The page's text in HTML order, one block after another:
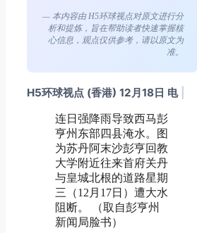
— 本内容由 H5环球视点对原文进行分
析和提炼，旨在帮助读者快速掌握核
心信息，观点仅供参考，请以原文为
准。
H5环球视点 (香港) 12月18日 电
连日强降雨导致西马彭
亨州东部四县淹水。图
为苏丹阿末沙彭亨回教
大学附近往来首府关丹
与皇城北根的道路星期
三（12月17日）遭大水
阻断。 （取自彭亨州
新闻局脸书）